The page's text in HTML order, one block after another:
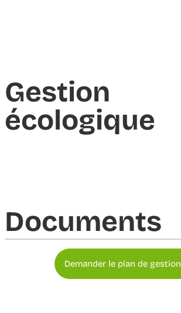
Gestion
écologique
Documents​
Demander le plan de gestion